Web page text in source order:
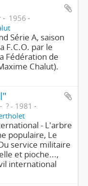
1956
Série A, saison
F.C.O. par le
Fédération de
Chalut).
? - 1981
- L'arbre
populaire, Le
service militaire
et pioche...,
international